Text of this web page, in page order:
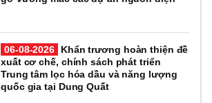
06-08-2026
Khẩn trương hoàn thiện đề
xuất cơ chế, chính sách phát triển
Trung tâm lọc hóa dầu và năng lượng
quốc gia tại Dung Quất